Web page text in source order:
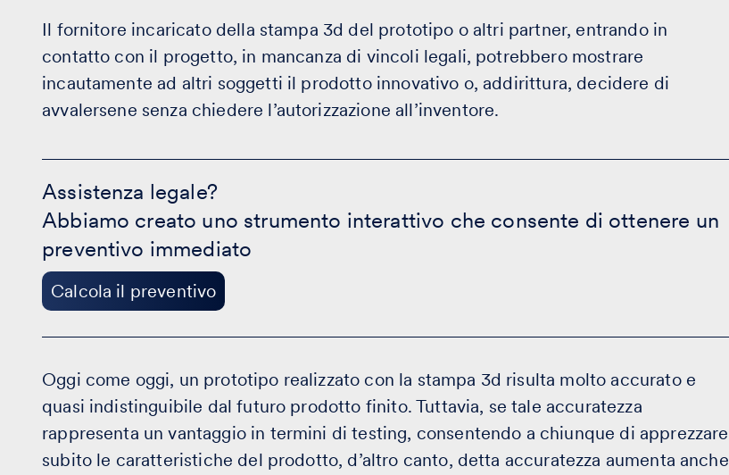
Il fornitore incaricato della stampa 3d del prototipo o altri partner, entrando in
contatto con il progetto, in mancanza di vincoli legali, potrebbero mostrare
incautamente ad altri soggetti il prodotto innovativo o, addirittura, decidere di
avvalersene senza chiedere l’autorizzazione all’inventore.
Assistenza legale?
Abbiamo creato uno strumento interattivo che consente di ottenere un
preventivo immediato
Calcola il preventivo
legale?
-
Calcola
preventivo
Oggi come oggi, un prototipo realizzato con la stampa 3d risulta molto accurato e
quasi indistinguibile dal futuro prodotto finito. Tuttavia, se tale accuratezza
rappresenta un vantaggio in termini di testing, consentendo a chiunque di apprezzare
subito le caratteristiche del prodotto, d’altro canto, detta accuratezza aumenta anche